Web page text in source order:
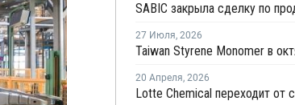
27 Июля, 2026
20 Апреля, 2026